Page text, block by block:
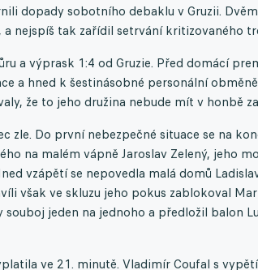
dopady sobotního debaklu v Gruzii.
nejspíš tak zařídil setrvání kritizovaného
a výprask 1:4 od Gruzie. Před domácí
a hned k šestinásobné personální
že to jeho družina nebude mít v honbě
zle. Do první nebezpečné situace se na
na malém vápně Jaroslav Zelený, jeho
vzápětí se nepovedla malá domů
však ve skluzu jeho pokus zablokoval
jeden na jednoho a předložil balon
ve 21. minutě. Vladimír Coufal s